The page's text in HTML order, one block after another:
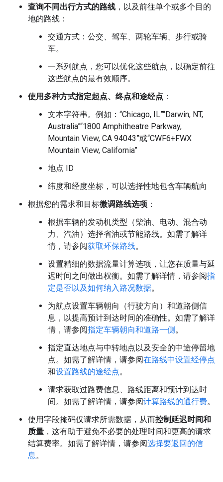
查询不同出行方式的路线 ，以及前往单个或多个目的
地的路线：
交通方式：公交、驾车、两轮车辆、步行或骑
车。
一系列航点，您可以优化这些航点，以确定前往
这些航点的最有效顺序。
使用多种方式指定起点、终点和途经点 ：
文本字符串。例如：“Chicago, IL”“Darwin, NT,
Australia”“1800 Amphitheatre Parkway,
Mountain View, CA 94043”或“CWF6+FWX
Mountain View, California”
地点 ID
纬度和经度坐标，可以选择性地包含车辆航向
根据您的需求和目标微调路线选项 ：
根据车辆的发动机类型（柴油、电动、混合动
力、汽油）选择省油或节能路线。如需了解详
情，请参阅获取环保路线。
设置精细的数据流量计算选项，让您在质量与延
迟时间之间做出权衡。如需了解详情，请参阅指
定是否以及如何纳入路况数据。
为航点设置车辆朝向（行驶方向）和道路侧信
息，以提高预计到达时间的准确性。如需了解详
情，请参阅指定车辆朝向和道路一侧。
指定直达地点与中转地点以及安全的中途停留地
点。如需了解详情，请参阅在路线中设置经停点
和设置路线的途经点。
请求获取过路费信息、路线距离和预计到达时
间。如需了解详情，请参阅计算路线的通行费。
使用字段掩码仅请求所需数据，从而控制延迟时间和
质量 ，这有助于避免不必要的处理时间和更高的请求
结算费率。如需了解详情，请参阅选择要返回的信
息 。